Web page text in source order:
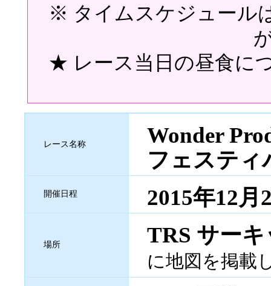
※ タイムスケジュール
★ レース当日の昼食に
レース名称
Wonder
フェスティ
開催日程 2015年12月
場所 TRS サー
に地図を掲載